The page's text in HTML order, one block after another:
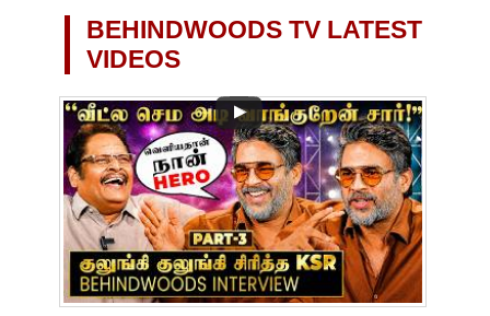
BEHINDWOODS TV LATEST
VIDEOS